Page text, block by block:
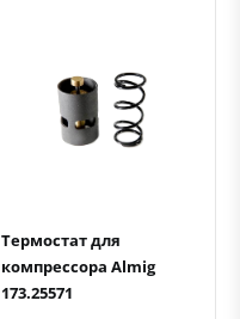
Быстрый просмотрДобавить к сравнению
Добавить в избранное
Термостат для
компрессора Almig
173.25571